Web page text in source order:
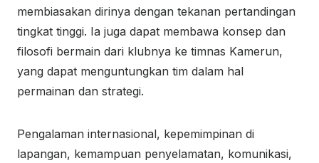
membiasakan dirinya dengan tekanan pertandingan
tingkat tinggi. Ia juga dapat membawa konsep dan
filosofi bermain dari klubnya ke timnas Kamerun,
yang dapat menguntungkan tim dalam hal
permainan dan strategi.
Pengalaman internasional, kepemimpinan di
lapangan, kemampuan penyelamatan, komunikasi,